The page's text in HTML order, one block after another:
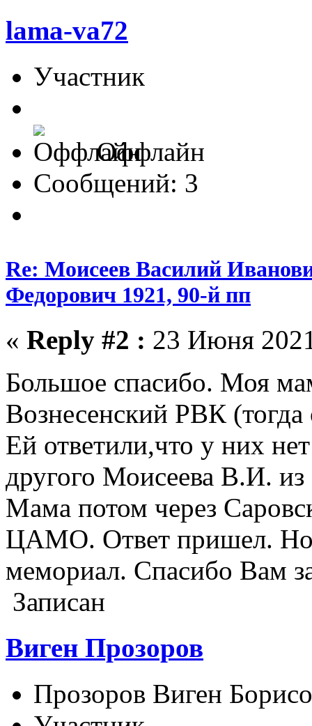
lama-va72
Участник
Оффлайн
Сообщений: 3
Re: Моисеев Василий
Федорович 1921, 90-й пп
« Reply #2 : 23 Июня
Большое спасибо. Моя
Вознесенский РВК
Ей ответили,что у них
другого Моисеева В.И.
Мама потом через
ЦАМО. Ответ пришел. Но
мемориал. Спасибо Вам
Записан
Виген Прозоров
Прозоров Виген